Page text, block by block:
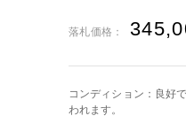
落札価格：
コンディション：良好
われます。